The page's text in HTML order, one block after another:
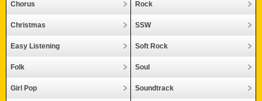
Chorus Rock
Christmas SSW
Easy Listening Soft Rock
Folk Soul
Girl Pop Soundtrack